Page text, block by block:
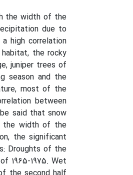
the width of the
due to
high correlation
the rocky
juniper trees of
season and the
most of the
between
said that snow
the width of the
the significant
Droughts of the
1965-1975. Wet